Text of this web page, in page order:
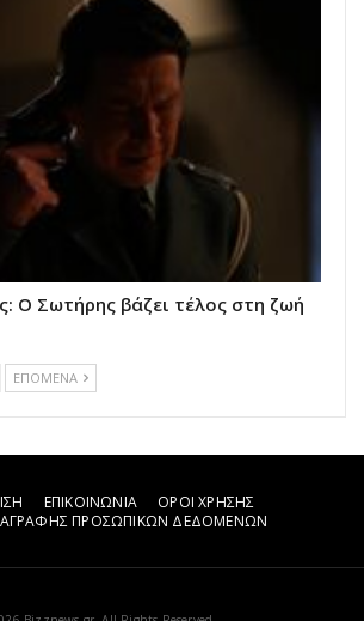
Ο Σωτήρης βάζει τέλος στη ζωή
ΕΠΟΜΕΝΑ
ΕΠΙΚΟΙΝΩΝΙΑ
ΟΡΟΙ ΧΡΗΣΗΣ
ΠΡΟΣΩΠΙΚΩΝ ΔΕΔΟΜΕΝΩΝ